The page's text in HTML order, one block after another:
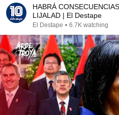
HABRÁ
LIJALAD | El Destape
El Destape • 6.7K watching